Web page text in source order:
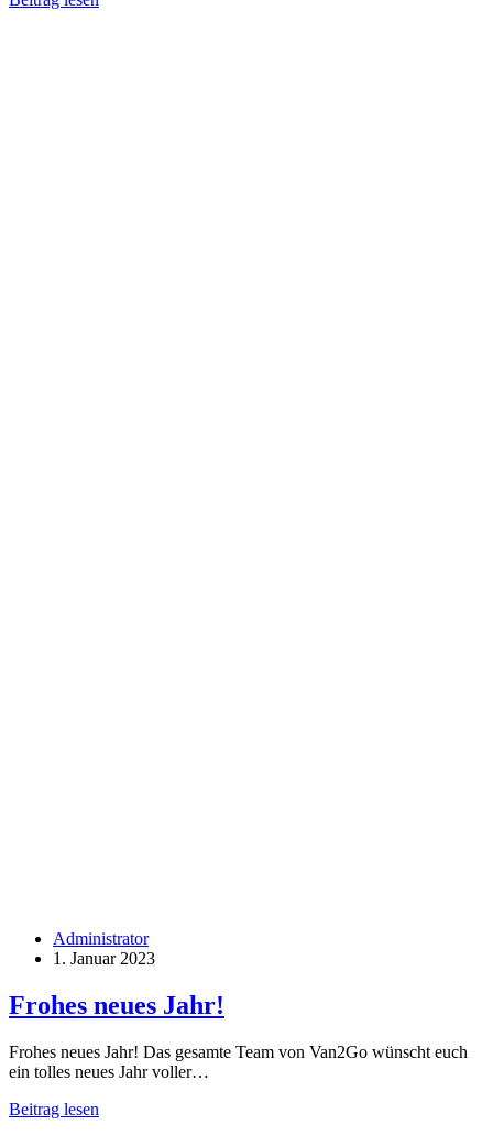
Administrator
1. Januar 2023
Frohes neues Jahr!
Frohes neues Jahr! Das gesamte Team von Van2Go wünscht euch
ein tolles neues Jahr voller…
Beitrag lesen